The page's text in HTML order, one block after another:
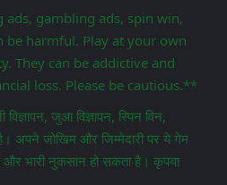
gambling ads, spin win,
be harmful. Play at your own
They can be addictive and
loss. Please be cautious.**
जुआ विज्ञापन, स्पिन विन,
अपने जोखिम और जिम्मेदारी पर ये गेम
भारी नुकसान हो सकता है। कृपया